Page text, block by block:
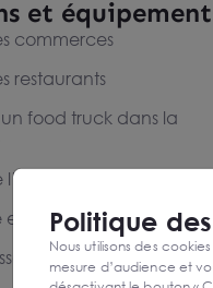
et
commerces
restaurants
food truck dans la
A8
en busPolitique des
Nous utilisons des
mesure d’audience et